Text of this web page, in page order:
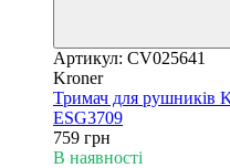
Артикул: CV025641
Kroner
Тримач для рушників
ESG3709
759 грн
В наявності